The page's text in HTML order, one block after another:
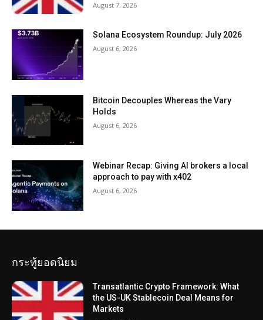
August 7, 2026
Solana Ecosystem Roundup: July 2026
August 6, 2026
Bitcoin Decouples Whereas the Vary
Holds
August 6, 2026
Webinar Recap: Giving AI brokers a local
approach to pay with x402
August 6, 2026
กระทู้ยอดนิยม
Transatlantic Crypto Framework: What
the US-UK Stablecoin Deal Means for
Markets